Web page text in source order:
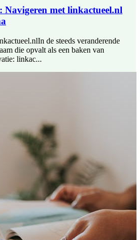
Navigeren met linkactueel.nl
de steeds veranderende
die opvalt als een baken van
linkac...